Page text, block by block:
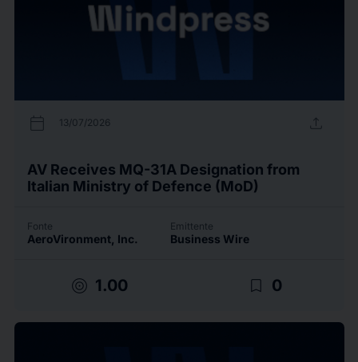
calendar_today 13/07/2026 upload
AV Receives MQ-31A Designation from
Italian Ministry of Defence (MoD)
Fonte
AeroVironment, Inc.
Emittente
Business Wire
target 1.00 bookmark_border 0